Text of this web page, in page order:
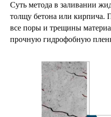
Суть метода в заливании
толщу бетона или кирпича.
все поры и трещины
прочную гидрофобную